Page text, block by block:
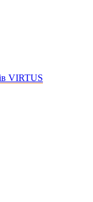
VIRTUS